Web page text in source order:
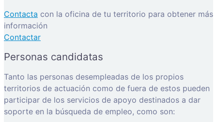
Contacta con la oficina de tu territorio para obtener más
información
Contactar
Personas candidatas
Tanto las personas desempleadas de los propios
territorios de actuación como de fuera de estos pueden
participar de los servicios de apoyo destinados a dar
soporte en la búsqueda de empleo, como son: